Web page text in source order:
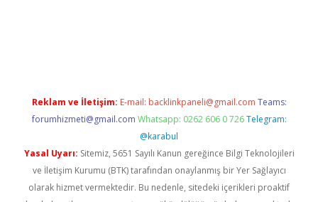
Reklam ve İletişim: E-mail: backlinkpaneli@gmail.com Teams:
forumhizmeti@gmail.com Whatsapp: 0262 606 0 726 Telegram:
@karabul
Yasal Uyarı: Sitemiz, 5651 Sayılı Kanun gereğince Bilgi Teknolojileri
ve İletişim Kurumu (BTK) tarafından onaylanmış bir Yer Sağlayıcı
olarak hizmet vermektedir. Bu nedenle, sitedeki içerikleri proaktif